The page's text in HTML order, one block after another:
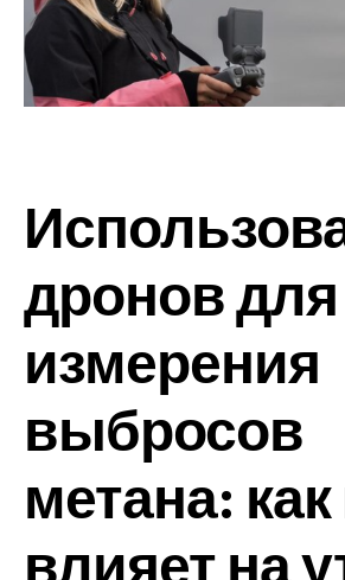
дронов для
измерения
выбросов
метана:
влияет на